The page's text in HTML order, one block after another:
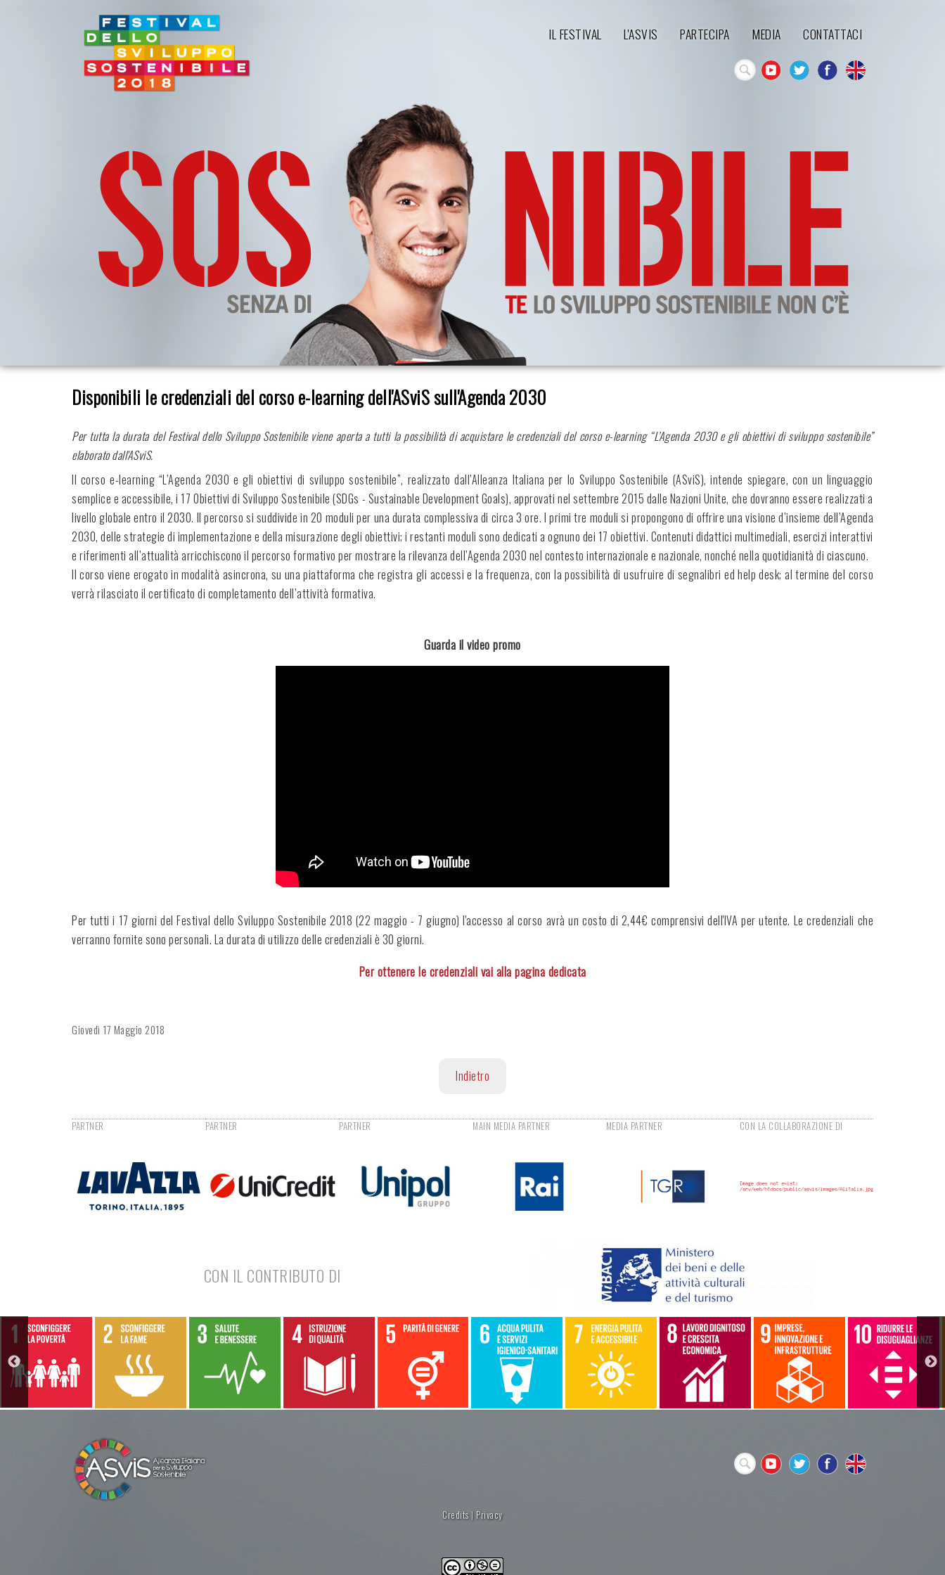
IL FESTIVAL L'ASVIS PARTECIPA MEDIA CONTATTACI
Disponibili le credenziali del corso e-learning dell'ASviS sull'Agenda 2030
Per tutta la durata del Festival dello Sviluppo Sostenibile viene aperta a tutti la possibilità di acquistare le credenziali del corso e-learning “L’Agenda 2030 e gli obiettivi di sviluppo sostenibile”
elaborato dall'ASviS.
Il corso e-learning “L’Agenda 2030 e gli obiettivi di sviluppo sostenibile”, realizzato dall’Alleanza Italiana per lo Sviluppo Sostenibile (ASviS), intende spiegare, con un linguaggio
semplice e accessibile, i 17 Obiettivi di Sviluppo Sostenibile (SDGs - Sustainable Development Goals), approvati nel settembre 2015 dalle Nazioni Unite, che dovranno essere realizzati a
livello globale entro il 2030. Il percorso si suddivide in 20 moduli per una durata complessiva di circa 3 ore. I primi tre moduli si propongono di offrire una visione d’insieme dell’Agenda
2030, delle strategie di implementazione e della misurazione degli obiettivi; i restanti moduli sono dedicati a ognuno dei 17 obiettivi. Contenuti didattici multimediali, esercizi interattivi
e riferimenti all’attualità arricchiscono il percorso formativo per mostrare la rilevanza dell’Agenda 2030 nel contesto internazionale e nazionale, nonché nella quotidianità di ciascuno.
Il corso viene erogato in modalità asincrona, su una piattaforma che registra gli accessi e la frequenza, con la possibilità di usufruire di segnalibri ed help desk; al termine del corso
verrà rilasciato il certificato di completamento dell’attività formativa.
Guarda il video promo
Per tutti i 17 giorni del Festival dello Sviluppo Sostenibile 2018 (22 maggio - 7 giugno) l'accesso al corso avrà un costo di 2,44€ comprensivi dell'IVA per utente. Le credenziali che
verranno fornite sono personali. La durata di utilizzo delle credenziali è 30 giorni.
Per ottenere le credenziali vai alla pagina dedicata
Giovedì 17 Maggio 2018
Indietro
CON IL CONTRIBUTO DI
Credits| Privacy